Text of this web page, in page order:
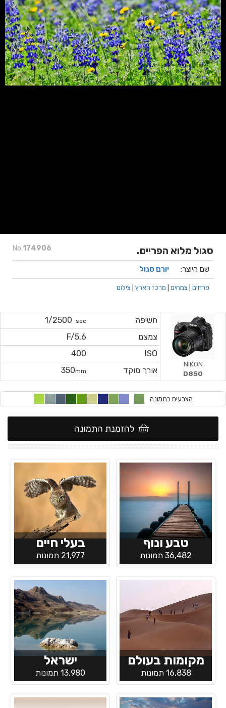
No.174906 סגול מלוא הפריים.
שם היוצר: יורם סגול
פרחים צמחים מרכז הארץ צילום
חשיפה sec
1/2500
צמצם
F/5.6
ISO
400
אורך מוקד
350mm
NIKON
D850
הצבעים בתמונה
להזמנת התמונה
טבע ונוף
36,482 תמונות
בעלי חיים
21,977 תמונות
מקומות בעולם
16,838 תמונות
ישראל
13,980 תמונות